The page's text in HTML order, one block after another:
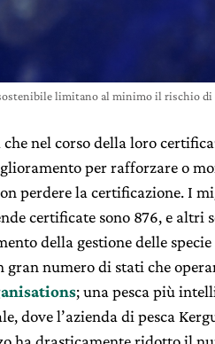
limitano al minimo il rischio
nel corso della loro
per rafforzare o
perdere la certificazione. I
certificate sono 876, e altri
della gestione delle
gran numero di stati che
; una pesca più
dove l’azienda di pesca